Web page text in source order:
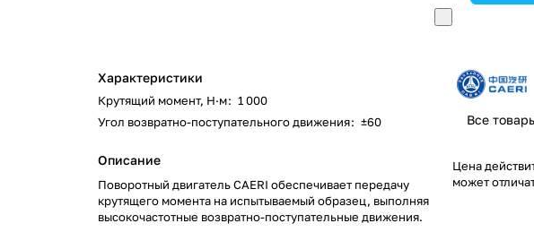
Характеристики
Крутящий момент, Н·м: 1 000
Угол возвратно-поступательного движения: ±60
Описание
Поворотный двигатель CAERI обеспечивает передачу
крутящего момента на испытываемый образец, выполняя
высокочастотные возвратно-поступательные движения.
Все
Цена
может